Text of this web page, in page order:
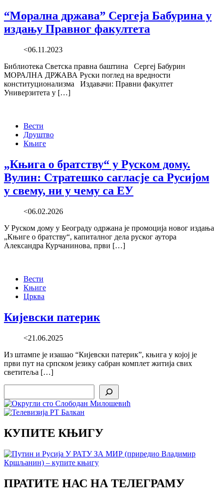
“Морална држава” Сергеја Бабурина у
издању Правног факултета
<06.11.2023
Библиотека Светска правна баштина Сергеј Бабурин
МОРАЛНА ДРЖАВА Руски поглед на вредности
конституционализма Издавачи: Правни факултет
Универзитета у […]
Вести
Друштво
Књиге
„Књига о братству“ у Руском дому.
Вулин: Стратешко сагласје са Русијом
у свему, ни у чему са ЕУ
<06.02.2026
У Руском дому у Београду одржана је промоција новог издања
„Књиге о братству“, капиталног дела руског аутора
Александра Курчанинова, први […]
Вести
Књиге
Црква
Кијевски патерик
<21.06.2025
Из штампе је изашао “Кијевски патерик”, књига у којој је
први пут на српском језику сабран комплет житија свих
светитеља […]
КУПИТЕ КЊИГУ
ПРАТИТЕ НАС НА ТЕЛЕГРАМУ